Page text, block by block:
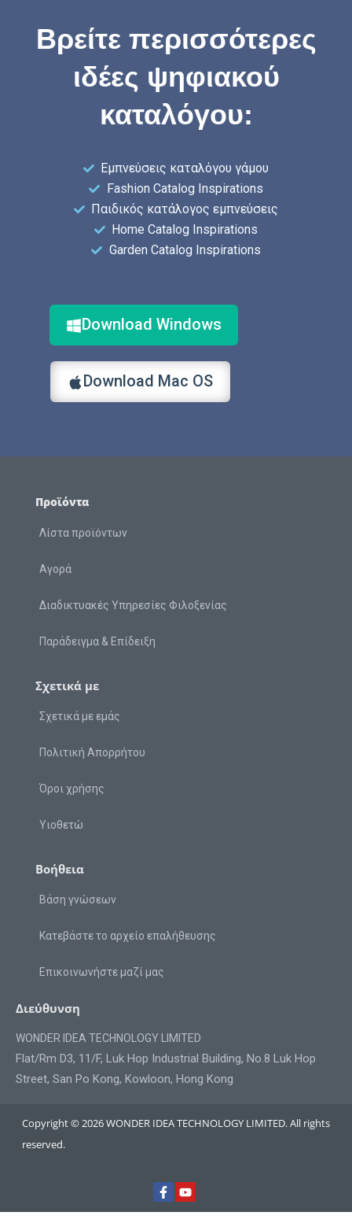
Βρείτε περισσότερες
ιδέες ψηφιακού
καταλόγου:
Εμπνεύσεις καταλόγου γάμου
Fashion Catalog Inspirations
Παιδικός κατάλογος εμπνεύσεις
Home Catalog Inspirations
Garden Catalog Inspirations
Download Windows
Download Mac OS
Προϊόντα
Λίστα προϊόντων
Αγορά
Διαδικτυακές Υπηρεσίες Φιλοξενίας
Παράδειγμα & Επίδειξη
Σχετικά με
Σχετικά με εμάς
Πολιτική Απορρήτου
Όροι χρήσης
Υιοθετώ
Βοήθεια
Βάση γνώσεων
Κατεβάστε το αρχείο επαλήθευσης
Επικοινωνήστε μαζί μας
Διεύθυνση
WONDER IDEA TECHNOLOGY LIMITED
Flat/Rm D3, 11/F, Luk Hop Industrial Building, No.8 Luk Hop
Street, San Po Kong, Kowloon, Hong Kong
Copyright © 2026 WONDER IDEA TECHNOLOGY LIMITED. All rights
reserved.